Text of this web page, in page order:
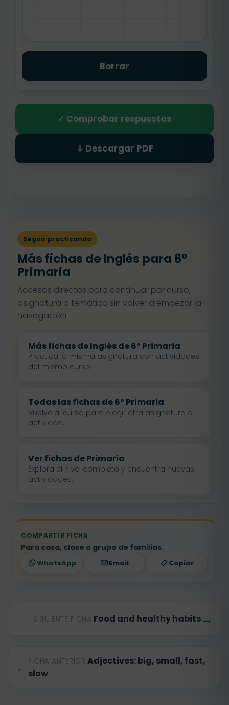
Borrar
✓ Comprobar respuestas
⇩ Descargar PDF
Seguir practicando
Más fichas de Inglés para 6º
Primaria
Accesos directos para continuar por curso,
asignatura o temática sin volver a empezar la
navegación.
Más fichas de Inglés de 6º Primaria
Practica la misma asignatura con actividades
del mismo curso.
Todas las fichas de 6º Primaria
Vuelve al curso para elegir otra asignatura o
actividad.
Ver fichas de Primaria
Explora el nivel completo y encuentra nuevas
actividades.
COMPARTIR FICHA
Para casa, clase o grupo de familias.
WhatsApp Email Copiar
← FICHA ANTERIOR Adjectives: big, small, fast,
slow
SIGUIENTE FICHA Food and healthy habits →